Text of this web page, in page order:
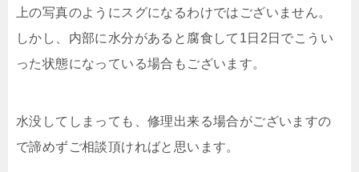
上の写真のようにスグになるわけではございません。
しかし、内部に水分があると腐食して1日2日でこうい
った状態になっている場合もございます。
水没してしまっても、修理出来る場合がございますの
で諦めずご相談頂ければと思います。